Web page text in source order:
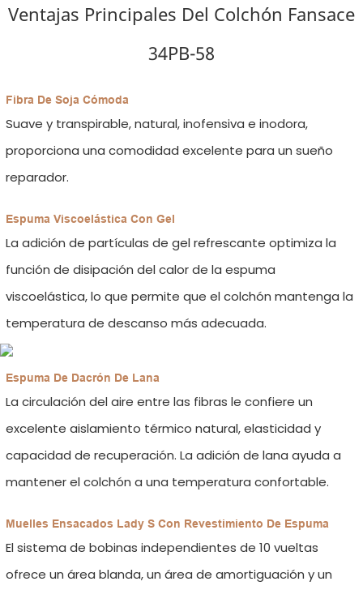
Ventajas Principales Del Colchón Fansace
34PB-58
Fibra De Soja Cómoda
Suave y transpirable, natural, inofensiva e inodora,
proporciona una comodidad excelente para un sueño
reparador.
Espuma Viscoelástica Con Gel
La adición de partículas de gel refrescante optimiza la
función de disipación del calor de la espuma
viscoelástica, lo que permite que el colchón mantenga la
temperatura de descanso más adecuada.
Espuma De Dacrón De Lana
La circulación del aire entre las fibras le confiere un
excelente aislamiento térmico natural, elasticidad y
capacidad de recuperación. La adición de lana ayuda a
mantener el colchón a una temperatura confortable.
Muelles Ensacados Lady S Con Revestimiento De Espuma
El sistema de bobinas independientes de 10 vueltas
ofrece un área blanda, un área de amortiguación y un